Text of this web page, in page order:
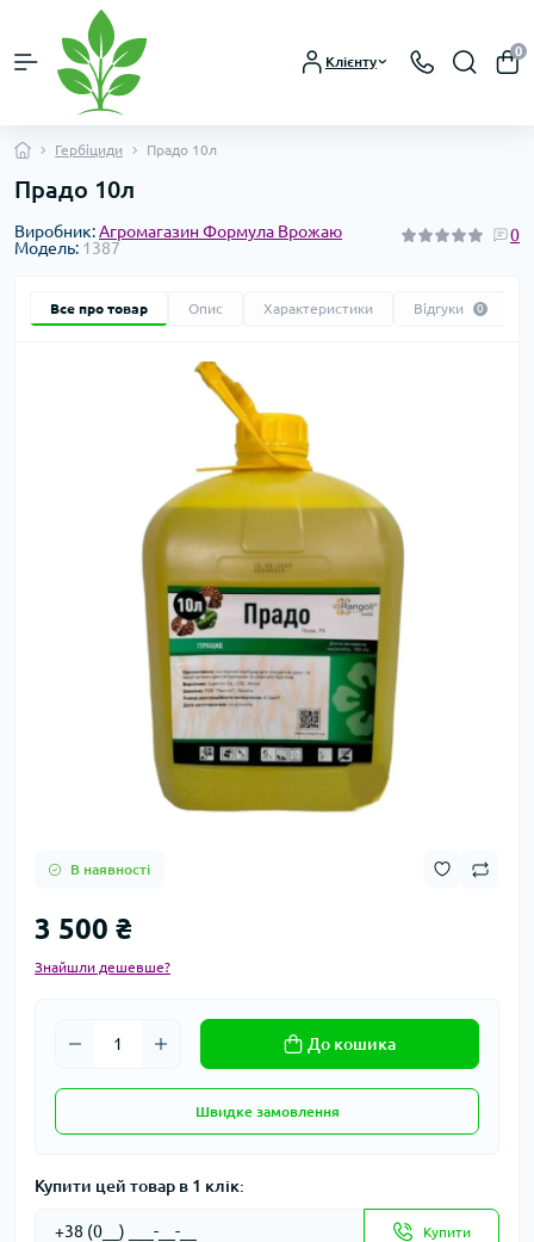
Клієнту
0
Гербіциди Прадо 10л
Прадо 10л
Виробник:Агромагазин Формула Врожаю
Модель: 1387
0
Все про товар Опис Характеристики Відгуки 0
В наявності
3 500 ₴
Знайшли дешевше?
До кошика
Швидке замовлення
Купити цей товар в 1 клік:
Купити